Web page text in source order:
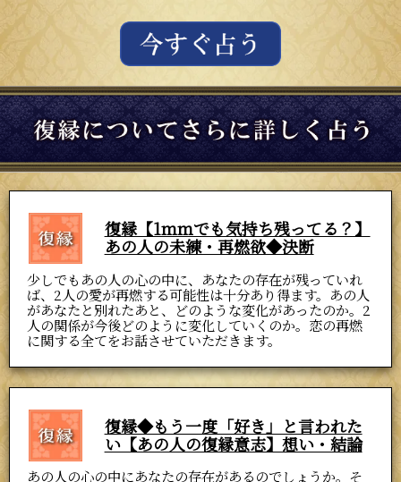
復縁【1ｍｍでも気持ち残ってる？】
あの人の未練・再燃欲◆決断
少しでもあの人の心の中に、あなたの存在が残っていれ
ば、2人の愛が再燃する可能性は十分あり得ます。あの人
があなたと別れたあと、どのような変化があったのか。2
人の関係が今後どのように変化していくのか。恋の再燃
に関する全てをお話させていただきます。
復縁◆もう一度「好き」と言われた
い【あの人の復縁意志】想い・結論
あの人の心の中にあなたの存在があるのでしょうか。そ